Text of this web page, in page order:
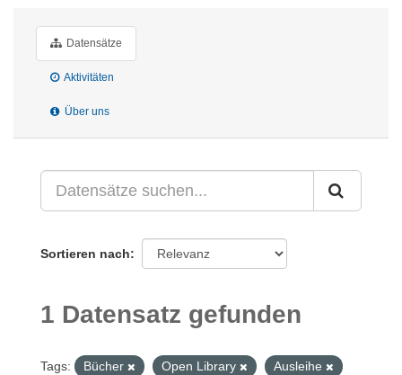
Datensätze
Aktivitäten
Über uns
Sortieren nach
1 Datensatz gefunden
Tags: Bücher Open Library
Ausleihe